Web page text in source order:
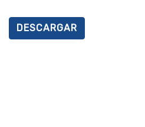
DESCARGAR